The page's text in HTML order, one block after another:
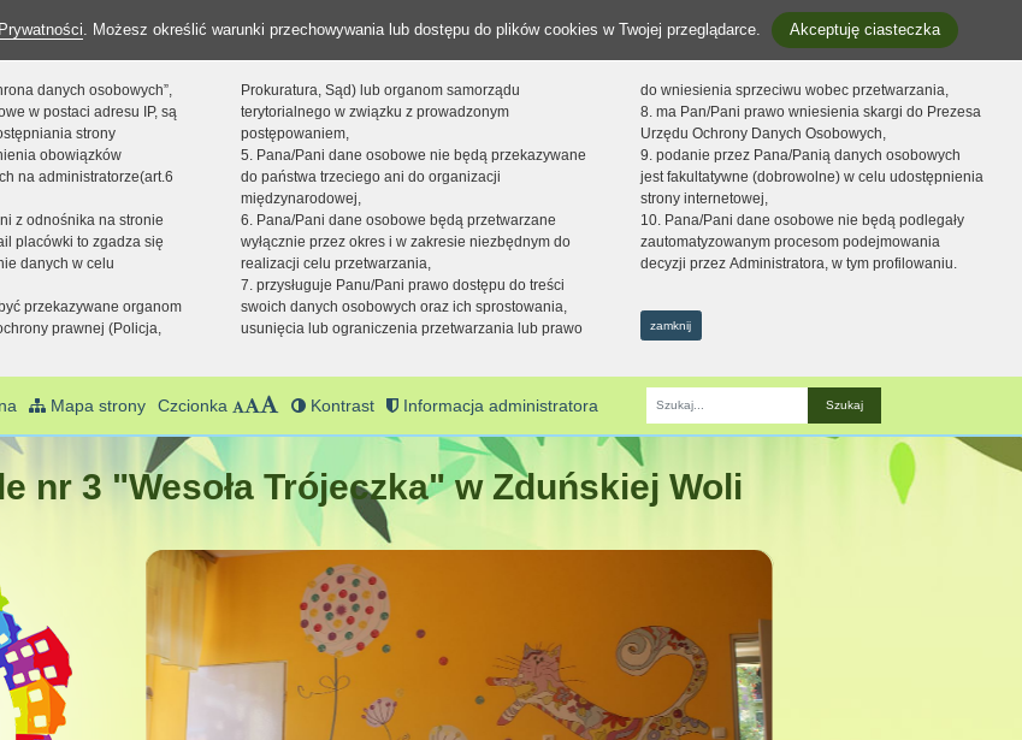
. Możesz określić warunki przechowywania lub dostępu do plików cookies w Twojej przeglądarce. Akceptuję ciasteczka
danych osobowych”,
w postaci adresu IP, są
strony
obowiązków
na administratorze(art.6
z odnośnika na stronie
placówki to zgadza się
danych w celu
przekazywane organom
prawnej (Policja,
Prokuratura, Sąd) lub organom samorządu
terytorialnego w związku z prowadzonym
postępowaniem,
5. Pana/Pani dane osobowe nie będą przekazywane
do państwa trzeciego ani do organizacji
międzynarodowej,
6. Pana/Pani dane osobowe będą przetwarzane
wyłącznie przez okres i w zakresie niezbędnym do
realizacji celu przetwarzania,
7. przysługuje Panu/Pani prawo dostępu do treści
swoich danych osobowych oraz ich sprostowania,
usunięcia lub ograniczenia przetwarzania lub prawo
do wniesienia sprzeciwu wobec przetwarzania,
8. ma Pan/Pani prawo wniesienia skargi do Prezesa
Urzędu Ochrony Danych Osobowych,
9. podanie przez Pana/Panią danych osobowych
jest fakultatywne (dobrowolne) w celu udostępnienia
strony internetowej,
10. Pana/Pani dane osobowe nie będą podlegały
zautomatyzowanym procesom podejmowania
decyzji przez Administratora, w tym profilowaniu.
zamknij
Mapa strony Czcionka Kontrast Informacja administratora
Fraza
nr 3 "Wesoła Trójeczka" w Zduńskiej Woli